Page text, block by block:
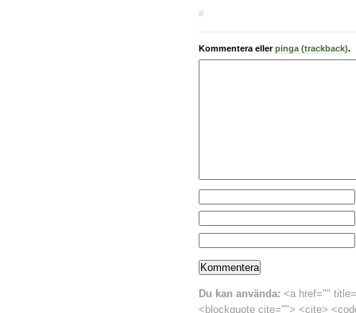
#
Kommentera ellerpinga (trackback).
Du kan använda: <a href=""
<blockquote cite=""> <cite>